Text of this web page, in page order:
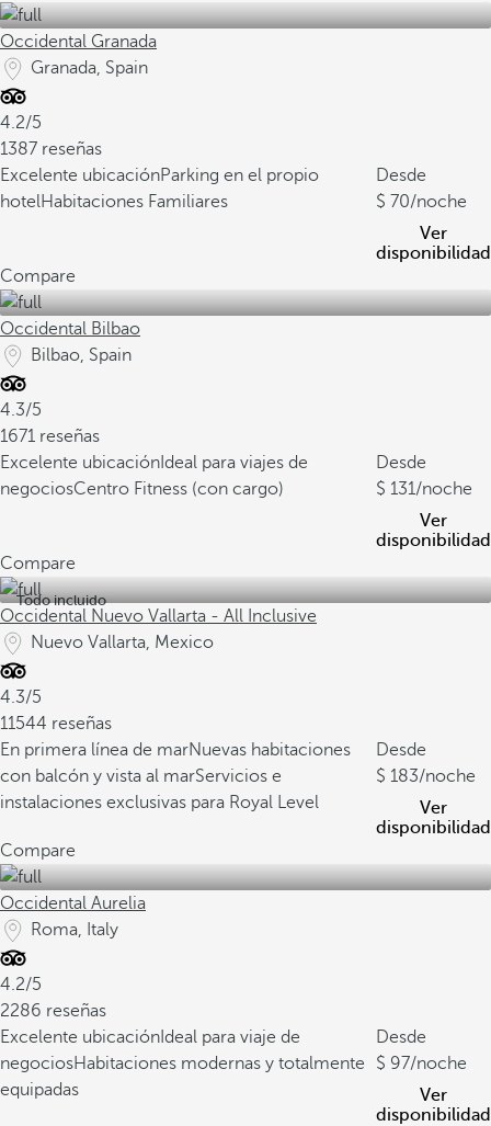
Occidental Granada
Granada, Spain
4.2/5
1387 reseñas
Excelente ubicaciónParking en el propio
hotelHabitaciones Familiares
Desde
70/noche
Ver
disponibilidad
Compare
Occidental Bilbao
Bilbao, Spain
4.3/5
1671 reseñas
Excelente ubicación Ideal para viajes de
negociosCentro Fitness (con cargo)
Desde
131/noche
Ver
disponibilidad
Compare
Todo incluido
Occidental Nuevo Vallarta - All Inclusive
Nuevo Vallarta, Mexico
4.3/5
11544 reseñas
En primera línea de marNuevas habitaciones
con balcón y vista al marServicios e
instalaciones exclusivas para Royal Level
Desde
183/noche
Ver
disponibilidad
Compare
Occidental Aurelia
Roma, Italy
4.2/5
2286 reseñas
Excelente ubicación Ideal para viaje de
negociosHabitaciones modernas y totalmente
equipadas
Desde
97/noche
Ver
disponibilidad